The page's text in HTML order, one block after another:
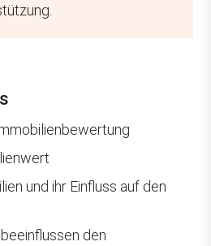
und ihr Einfluss auf den
den